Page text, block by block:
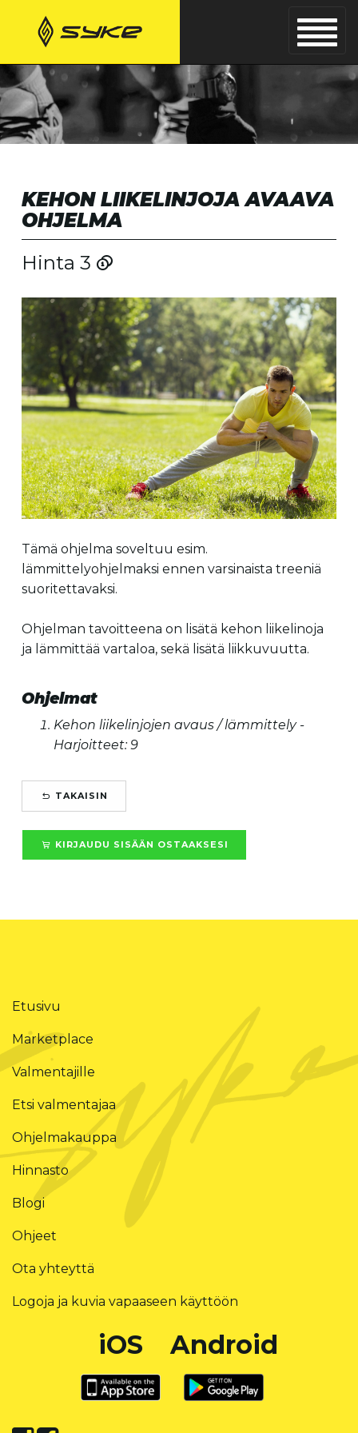
KEHON LIIKELINJOJA AVAAVA
OHJELMA
Hinta 3
Tämä ohjelma soveltuu esim.
lämmittelyohjelmaksi ennen varsinaista treeniä
suoritettavaksi.
Ohjelman tavoitteena on lisätä kehon liikelinoja
ja lämmittää vartaloa, sekä lisätä liikkuvuutta.
Ohjelmat
Kehon liikelinjojen avaus / lämmittely -
Harjoitteet: 9
TAKAISIN
KIRJAUDU SISÄÄN OSTAAKSESI
Etusivu
Marketplace
Valmentajille
Etsi valmentajaa
Ohjelmakauppa
Hinnasto
Blogi
Ohjeet
Ota yhteyttä
Logoja ja kuvia vapaaseen käyttöön
iOS Android